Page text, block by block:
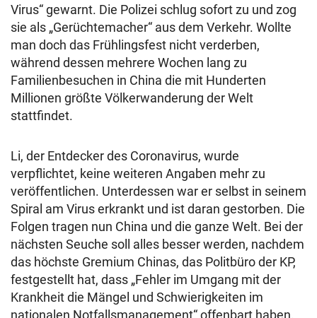
Virus“ gewarnt. Die Polizei schlug sofort zu und zog
sie als „Gerüchtemacher“ aus dem Verkehr. Wollte
man doch das Frühlingsfest nicht verderben,
während dessen mehrere Wochen lang zu
Familienbesuchen in China die mit Hunderten
Millionen größte Völkerwanderung der Welt
stattfindet.
Li, der Entdecker des Coronavirus, wurde
verpflichtet, keine weiteren Angaben mehr zu
veröffentlichen. Unterdessen war er selbst in seinem
Spiral am Virus erkrankt und ist daran gestorben. Die
Folgen tragen nun China und die ganze Welt. Bei der
nächsten Seuche soll alles besser werden, nachdem
das höchste Gremium Chinas, das Politbüro der KP,
festgestellt hat, dass „Fehler im Umgang mit der
Krankheit die Mängel und Schwierigkeiten im
nationalen Notfallsmanagement“ offenbart haben.